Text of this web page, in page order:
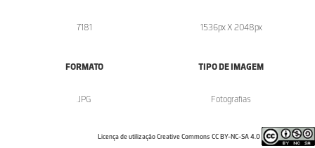
7181 1536px X 2048px
FORMATO
.JPG
TIPO DE IMAGEM
Fotografias
Licença de utilização Creative Commons CC BY-NC-SA 4.0